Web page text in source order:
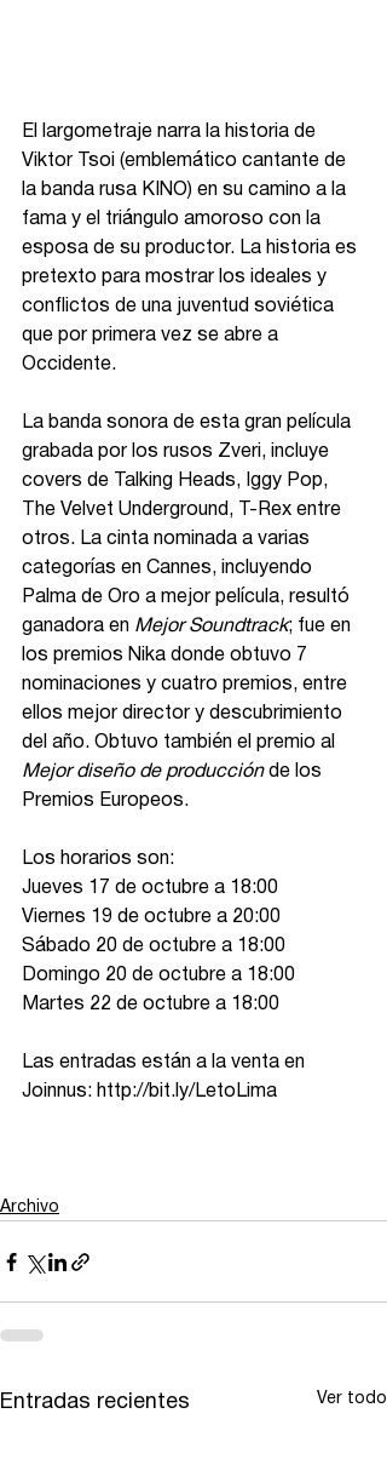
El largometraje narra la historia de
Viktor Tsoi (emblemático cantante de
la banda rusa KINO) en su camino a la
fama y el triángulo amoroso con la
esposa de su productor. La historia es
pretexto para mostrar los ideales y
conflictos de una juventud soviética
que por primera vez se abre a
Occidente.
La banda sonora de esta gran película
grabada por los rusos Zveri, incluye
covers de Talking Heads, Iggy Pop,
The Velvet Underground, T-Rex entre
otros. La cinta nominada a varias
categorías en Cannes, incluyendo
Palma de Oro a mejor película, resultó
ganadora en Mejor Soundtrack; fue en
los premios Nika donde obtuvo 7
nominaciones y cuatro premios, entre
ellos mejor director y descubrimiento
del año. Obtuvo también el premio al
Mejor diseño de producción de los
Premios Europeos.
Los horarios son:
Jueves 17 de octubre a 18:00
Viernes 19 de octubre a 20:00
Sábado 20 de octubre a 18:00
Domingo 20 de octubre a 18:00
Martes 22 de octubre a 18:00
Las entradas están a la venta en
Joinnus: http://bit.ly/LetoLima
Archivo
Entradas recientes Ver todo